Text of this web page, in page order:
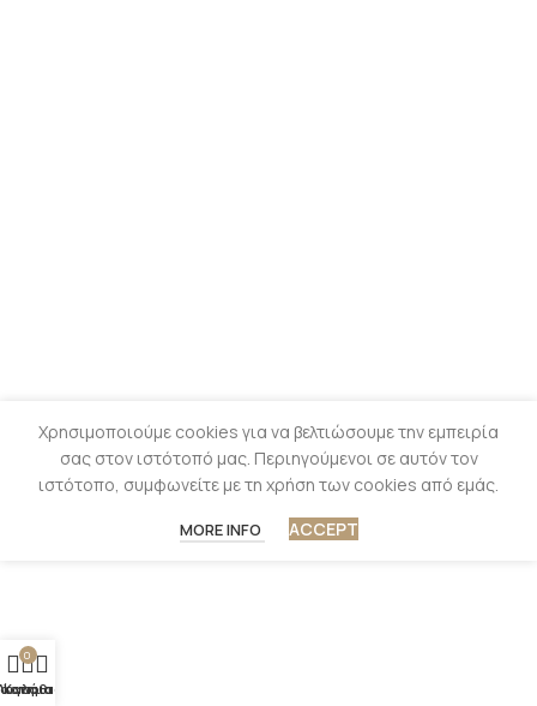
Χρησιμοποιούμε cookies για να βελτιώσουμε την εμπειρία
σας στον ιστότοπό μας. Περιηγούμενοι σε αυτόν τον
ιστότοπο, συμφωνείτε με τη χρήση των cookies από εμάς.
MORE INFO ACCEPT
0
Καλάθι